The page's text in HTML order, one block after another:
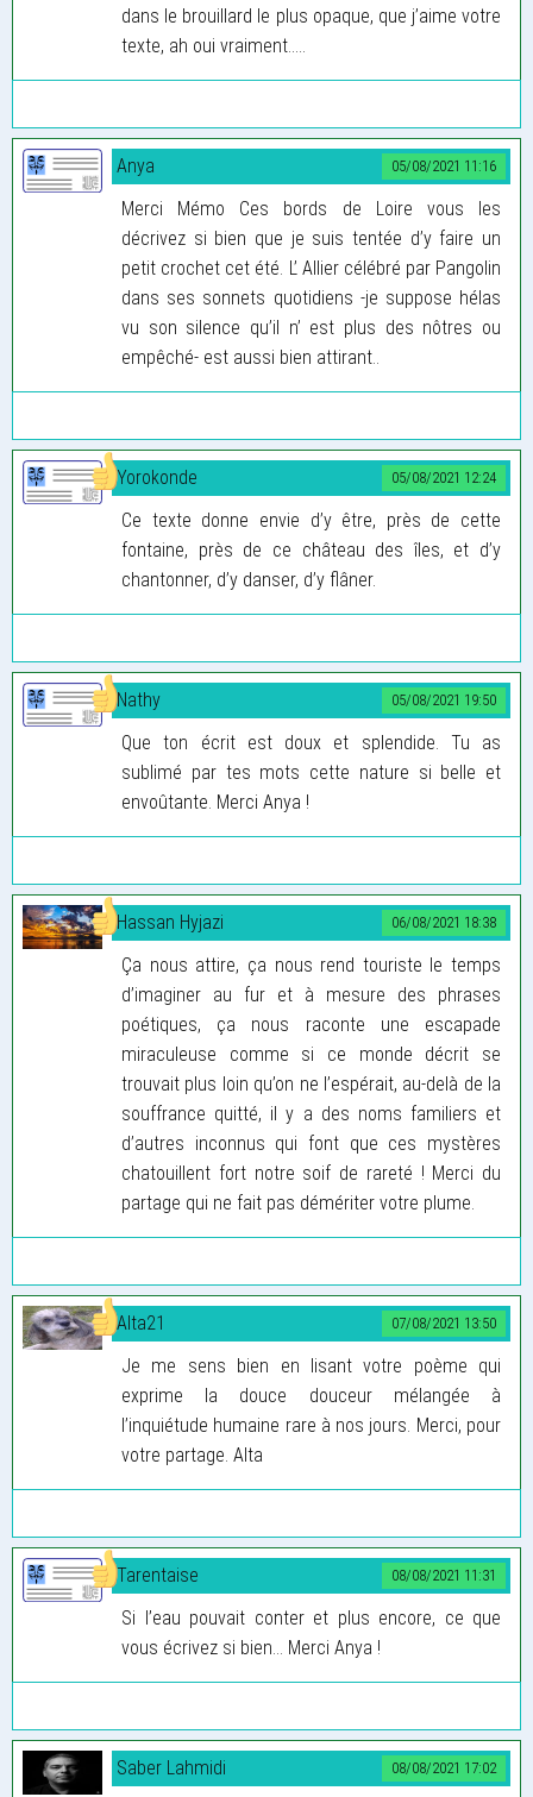
dans le brouillard le plus opaque, que j’aime votre
texte, ah oui vraiment.....
05/08/2021 11:16
Anya
Merci Mémo Ces bords de Loire vous les
décrivez si bien que je suis tentée d’y faire un
petit crochet cet été. L’ Allier célébré par Pangolin
dans ses sonnets quotidiens -je suppose hélas
vu son silence qu’il n’ est plus des nôtres ou
empêché- est aussi bien attirant..
05/08/2021 12:24
Yorokonde
Ce texte donne envie d’y être, près de cette
fontaine, près de ce château des îles, et d’y
chantonner, d’y danser, d’y flâner.
05/08/2021 19:50
Nathy
Que ton écrit est doux et splendide. Tu as
sublimé par tes mots cette nature si belle et
envoûtante. Merci Anya !
06/08/2021 18:38
Hassan Hyjazi
Ça nous attire, ça nous rend touriste le temps
d’imaginer au fur et à mesure des phrases
poétiques, ça nous raconte une escapade
miraculeuse comme si ce monde décrit se
trouvait plus loin qu’on ne l’espérait, au-delà de la
souffrance quitté, il y a des noms familiers et
d’autres inconnus qui font que ces mystères
chatouillent fort notre soif de rareté ! Merci du
partage qui ne fait pas démériter votre plume.
07/08/2021 13:50
Alta21
Je me sens bien en lisant votre poème qui
exprime la douce douceur mélangée à
l’inquiétude humaine rare à nos jours. Merci, pour
votre partage. Alta
08/08/2021 11:31
Tarentaise
Si l’eau pouvait conter et plus encore, ce que
vous écrivez si bien… Merci Anya !
08/08/2021 17:02
Saber Lahmidi